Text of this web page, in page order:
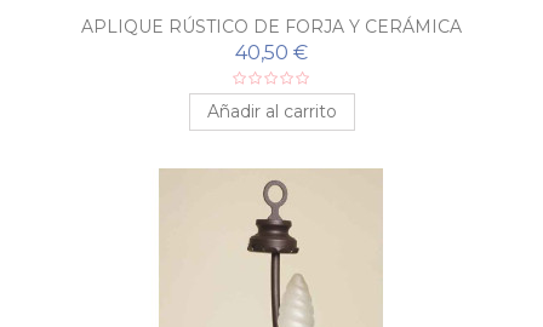
APLIQUE RÚSTICO DE FORJA Y CERÁMICA
40,50 €
Añadir al carrito